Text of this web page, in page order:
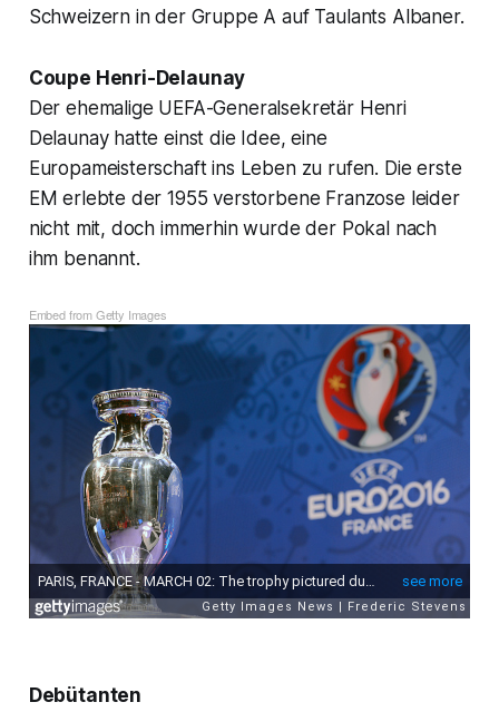
Schweizern in der Gruppe A auf Taulants Albaner.
Coupe Henri-Delaunay
Der ehemalige UEFA-Generalsekretär Henri
Delaunay hatte einst die Idee, eine
Europameisterschaft ins Leben zu rufen. Die erste
EM erlebte der 1955 verstorbene Franzose leider
nicht mit, doch immerhin wurde der Pokal nach
ihm benannt.
Embed from Getty Images
Debütanten